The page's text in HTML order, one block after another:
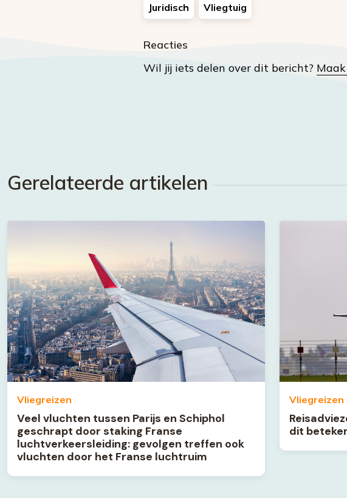
Juridisch Vliegtuig
Reacties
Wil jij iets delen over dit bericht?
Gerelateerde artikelen
Vliegreizen
Veel vluchten tussen Parijs en Schiphol
geschrapt door staking Franse
luchtverkeersleiding: gevolgen treffen ook
vluchten door het Franse luchtruim
Vliegreizen
dit